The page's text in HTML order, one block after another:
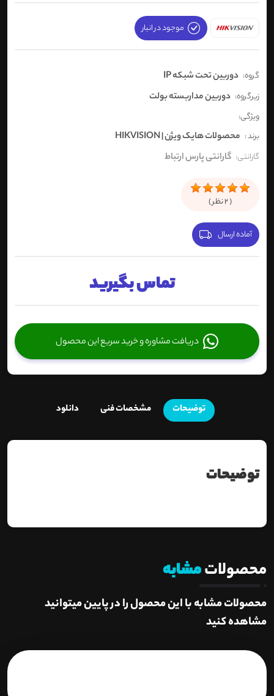
موجود در انبار
گروه: دوربین تحت شبکه IP
زیرگروه: دوربین مداربسته بولت
ویژگی:
برند : محصولات هایک ویژن | HIKVISION
گارانتی: گارانتی پارس ارتباط
(
2نظر )
آماده ارسال
تماس بگیرید
دریافت مشاوره و خرید سریع این محصول
توضیحات مشخصات فنی دانلود
توضیحات
محصولاتمشابه
محصولات مشابه با این محصول را در پایین میتوانید
مشاهده کنید